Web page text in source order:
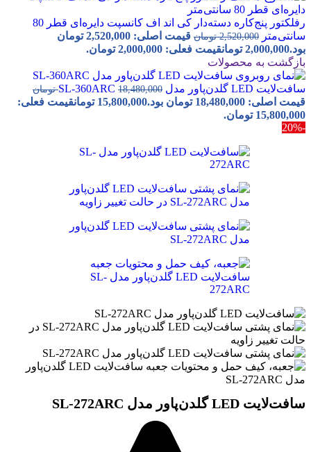
رفلکتور پنج‌کاره دسته‌دار کی اند اف کانسپت دایره‌ای قطر 80
سانتی‌متر 2,520,000 تومان
قیمت اصلی: 2,520,000 تومان
بود.2,000,000 تومانقیمت فعلی: 2,000,000 تومان.
بازگشت به محصولات
سافت‌لایت LED گلدن‌پاور مدل SL-360ARC 18,480,000 تومان
قیمت اصلی: 18,480,000 تومان بود. 15,800,000 تومانقیمت فعلی:
15,800,000 تومان.
-20%
سافت‌لایت LED گلدن‌پاور مدل SL-272ARC